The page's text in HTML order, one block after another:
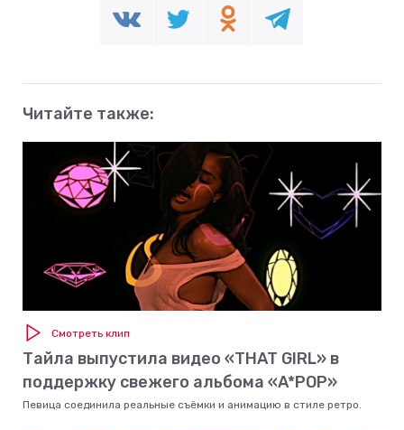
Читайте также:
Смотреть клип
Тайла выпустила видео «THAT GIRL» в
поддержку свежего альбома «A*POP»
Певица соединила реальные съёмки и анимацию в стиле ретро.